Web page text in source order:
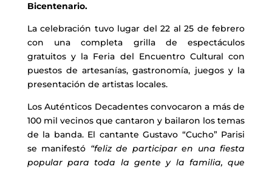
Bicentenario.
La celebración tuvo lugar del 22 al 25 de febrero
con una completa grilla de espectáculos
gratuitos y la Feria del Encuentro Cultural con
puestos de artesanías, gastronomía, juegos y la
presentación de artistas locales.
Los Auténticos Decadentes convocaron a más de
100 mil vecinos que cantaron y bailaron los temas
de la banda. El cantante Gustavo “Cucho” Parisi
se manifestó “feliz de participar en una fiesta
popular para toda la gente y la familia, que